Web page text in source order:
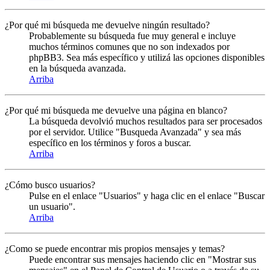
¿Por qué mi búsqueda me devuelve ningún resultado?
Probablemente su búsqueda fue muy general e incluye
muchos términos comunes que no son indexados por
phpBB3. Sea más específico y utilizá las opciones disponibles
en la búsqueda avanzada.
Arriba
¿Por qué mi búsqueda me devuelve una página en blanco?
La búsqueda devolvió muchos resultados para ser procesados
por el servidor. Utilice "Busqueda Avanzada" y sea más
específico en los términos y foros a buscar.
Arriba
¿Cómo busco usuarios?
Pulse en el enlace "Usuarios" y haga clic en el enlace "Buscar
un usuario".
Arriba
¿Como se puede encontrar mis propios mensajes y temas?
Puede encontrar sus mensajes haciendo clic en "Mostrar sus